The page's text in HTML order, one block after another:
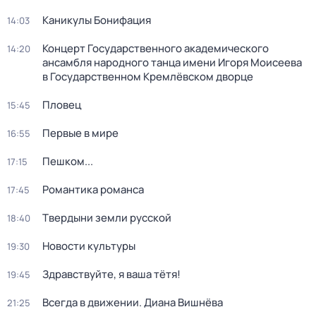
14:03 Каникулы Бонифация
14:20
Концерт Государственного академического
ансамбля народного танца имени Игоря Моисеева
в Государственном Кремлёвском дворце
15:45 Пловец
16:55 Первые в мире
17:15 Пешком...
17:45 Романтика романса
18:40 Твердыни земли русской
19:30 Новости культуры
19:45 Здравствуйте, я ваша тётя!
21:25 Всегда в движении. Диана Вишнёва